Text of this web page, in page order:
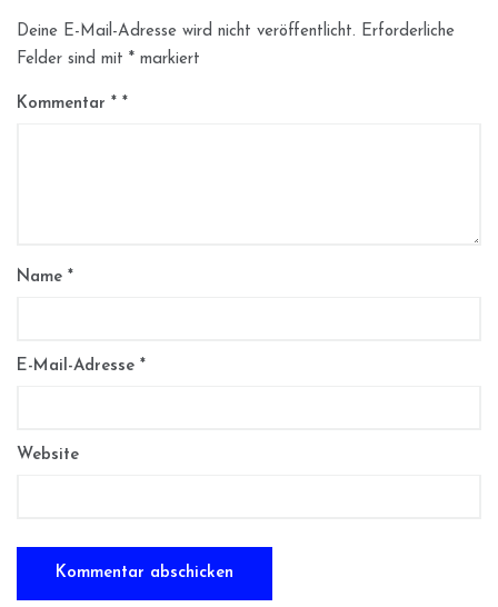
Deine E-Mail-Adresse wird nicht veröffentlicht. Erforderliche
Felder sind mit * markiert
Kommentar *
Name *
E-Mail-Adresse *
Website